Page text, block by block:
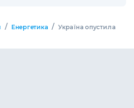
/ Енергетика / Україна опустила